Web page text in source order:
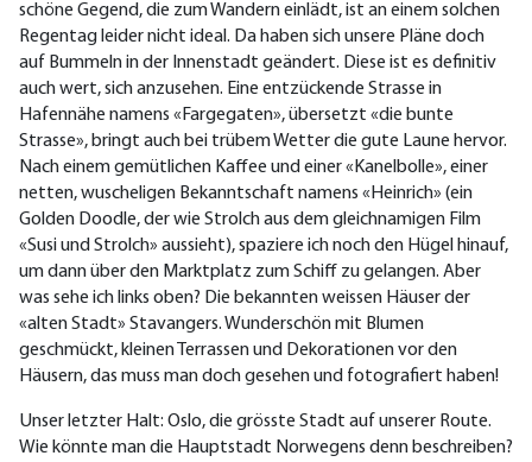
schöne Gegend, die zum Wandern einlädt, ist an einem solchen
Regentag leider nicht ideal. Da haben sich unsere Pläne doch
auf Bummeln in der Innenstadt geändert. Diese ist es definitiv
auch wert, sich anzusehen. Eine entzückende Strasse in
Hafennähe namens «Fargegaten», übersetzt «die bunte
Strasse», bringt auch bei trübem Wetter die gute Laune hervor.
Nach einem gemütlichen Kaffee und einer «Kanelbolle», einer
netten, wuscheligen Bekanntschaft namens «Heinrich» (ein
Golden Doodle, der wie Strolch aus dem gleichnamigen Film
«Susi und Strolch» aussieht), spaziere ich noch den Hügel hinauf,
um dann über den Marktplatz zum Schiff zu gelangen. Aber
was sehe ich links oben? Die bekannten weissen Häuser der
«alten Stadt» Stavangers. Wunderschön mit Blumen
geschmückt, kleinen Terrassen und Dekorationen vor den
Häusern, das muss man doch gesehen und fotografiert haben!
Unser letzter Halt: Oslo, die grösste Stadt auf unserer Route.
Wie könnte man die Hauptstadt Norwegens denn beschreiben?